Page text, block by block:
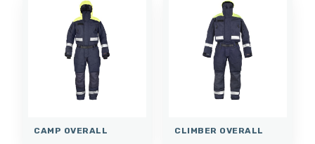
CAMP OVERALL CLIMBER OVERALL